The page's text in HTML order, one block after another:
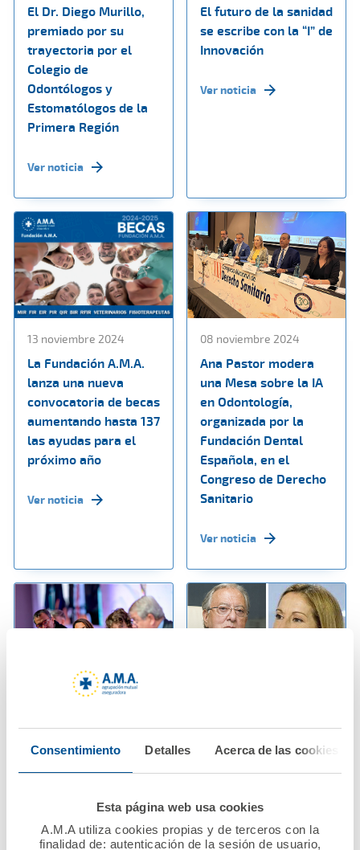
Consentimiento Detalles Acerca de las cookies
Esta página web usa cookies
A.M.A utiliza cookies propias y de terceros con la
finalidad de: autenticación de la sesión de usuario,
El Dr. Diego Murillo,
premiado por su
trayectoria por el
Colegio de
Odontólogos y
Estomatólogos de la
Primera Región
Ver noticia
El futuro de la sanidad
se escribe con la “I” de
Innovación
Ver noticia
13 noviembre 2024
La Fundación A.M.A.
lanza una nueva
convocatoria de becas
aumentando hasta 137
las ayudas para el
próximo año
Ver noticia
08 noviembre 2024
Ana Pastor modera
una Mesa sobre la IA
en Odontología,
organizada por la
Fundación Dental
Española, en el
Congreso de Derecho
Sanitario
Ver noticia
artificial, a debate en
la Mesa moderada
Directora General de
A.M.A. en el Congreso
700.000 euros para
ayudar a los
sanitarios afectados
por la DANA